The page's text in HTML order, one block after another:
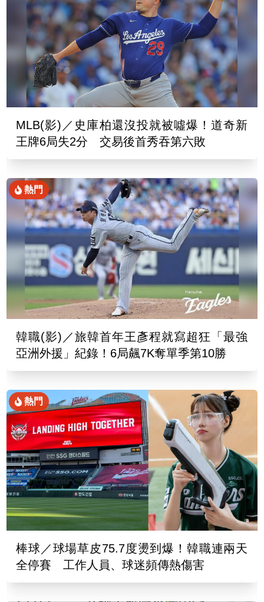
MLB(影)／史庫柏還沒投就被噓爆！道奇新
王牌6局失2分 交易後首秀吞第六敗
熱門
韓職(影)／旅韓首年王彥程就寫超狂「最強
亞洲外援」紀錄！6局飆7K奪單季第10勝
熱門
棒球／球場草皮75.7度燙到爆！韓職連兩天
全停賽 工作人員、球迷頻傳熱傷害